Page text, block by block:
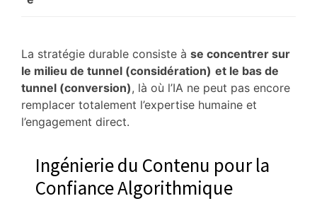
La stratégie durable consiste à se concentrer sur
le milieu de tunnel (considération) et le bas de
tunnel (conversion), là où l’IA ne peut pas encore
remplacer totalement l’expertise humaine et
l’engagement direct.
Ingénierie du Contenu pour la
Confiance Algorithmique